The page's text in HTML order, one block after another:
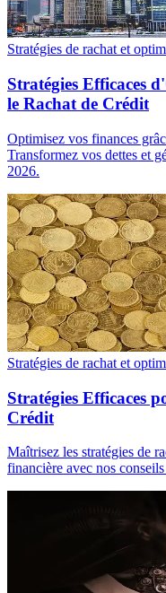
Stratégies de rachat et
Stratégies Efficaces
le Rachat de Crédit
Optimisez vos finances
Transformez vos dettes et
2026.
Stratégies de rachat et
Stratégies Efficaces
Crédit
Maîtrisez les stratégies de
financière avec nos